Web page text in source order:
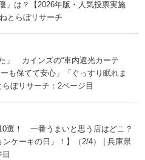
」は？【2026年版・人気投票実施
とらぼリサーチ
」 カインズの“車内遮光カーテ
も保てて安心」「ぐっすり眠れま
ぼリサーチ：2ページ目
選！ 一番うまいと思う店はどこ？
ンケーキの日」！】（2/4） | 兵庫県